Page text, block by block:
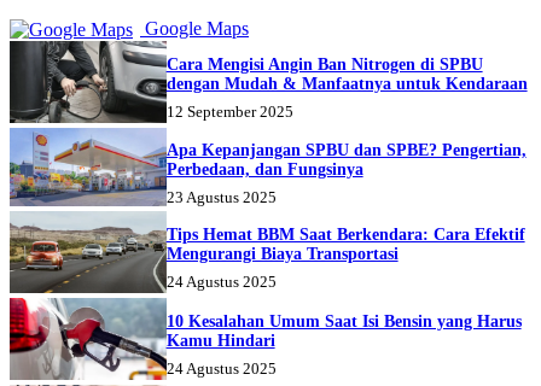
Google Maps
Cara Mengisi Angin Ban Nitrogen di SPBU
dengan Mudah & Manfaatnya untuk Kendaraan
12 September 2025
Apa Kepanjangan SPBU dan SPBE? Pengertian,
Perbedaan, dan Fungsinya
23 Agustus 2025
Tips Hemat BBM Saat Berkendara: Cara Efektif
Mengurangi Biaya Transportasi
24 Agustus 2025
10 Kesalahan Umum Saat Isi Bensin yang Harus
Kamu Hindari
24 Agustus 2025